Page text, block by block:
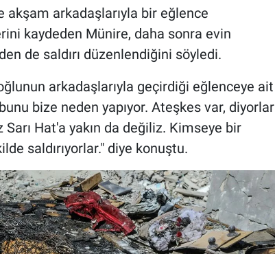
akşam arkadaşlarıyla bir eğlence
kaydeden Münire, daha sonra evin
de saldırı düzenlendiğini söyledi.
arkadaşlarıyla geçirdiği eğlenceye ait
bize neden yapıyor. Ateşkes var, diyorlar
Hat'a yakın da değiliz. Kimseye bir
saldırıyorlar." diye konuştu.